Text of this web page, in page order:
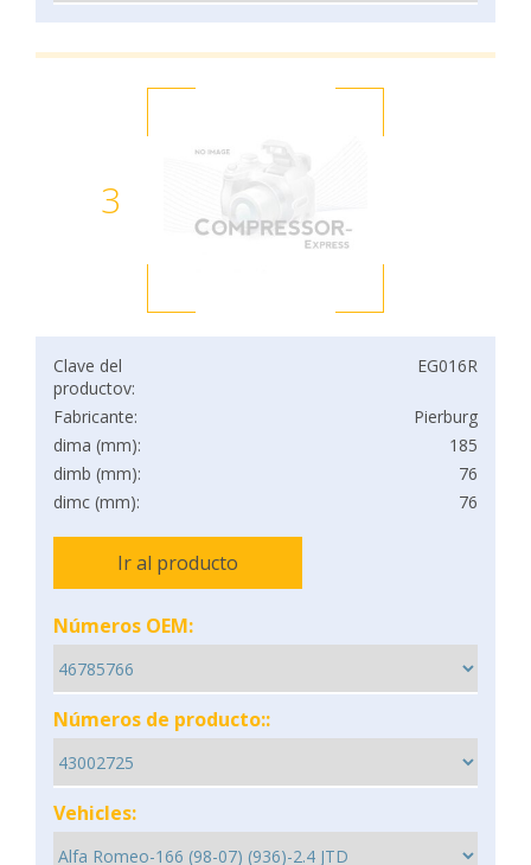
3
Clave del
productov:
EG016R
Fabricante:
Pierburg
dima (mm):
185
dimb (mm):
76
dimc (mm):
76
Ir al producto
Números OEM:
Números de producto::
Vehicles: